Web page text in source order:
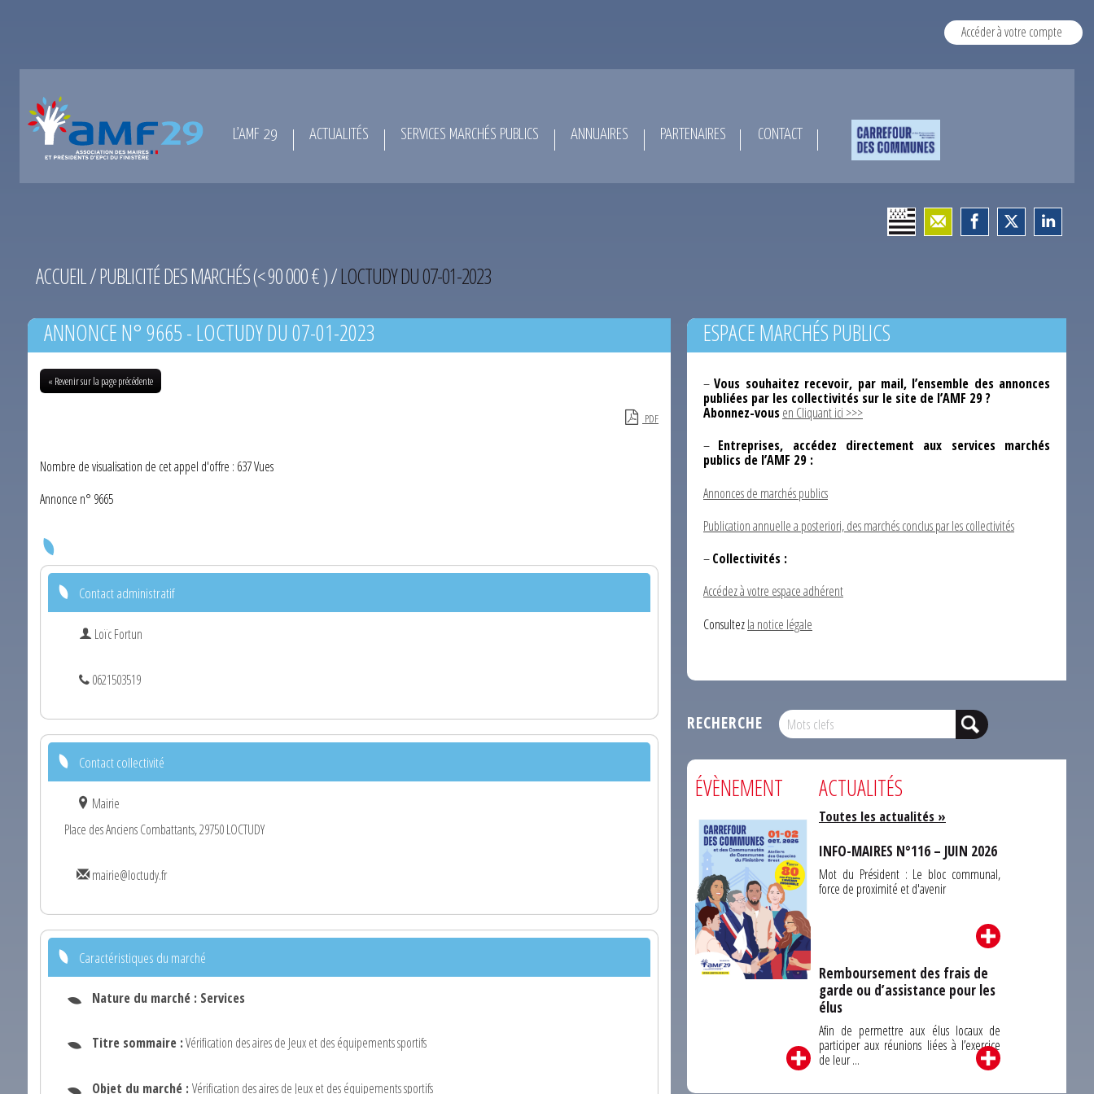
Accéder à votre compte
L’AMF 29 ACTUALITÉS SERVICES MARCHÉS PUBLICS ANNUAIRES PARTENAIRES CONTACT
ACCUEIL/PUBLICITÉ DES MARCHÉS (< 90 000 € )/LOCTUDY DU 07-01-2023
ANNONCE N° 9665 - LOCTUDY DU 07-01-2023
« Revenir sur la page précédente
PDF
Nombre de visualisation de cet appel d'offre : 637 Vues
Annonce n° 9665
Contact administratif
Loïc Fortun
0621503519
Contact collectivité
Mairie
Place des Anciens Combattants, 29750 LOCTUDY
mairie@loctudy.fr
Caractéristiques du marché
Nature du marché : Services
Titre sommaire :Vérification des aires de Jeux et des équipements sportifs
Objet du marché : Vérification des aires de Jeux et des équipements sportifs
ESPACE MARCHÉS PUBLICS
–Vous souhaitez recevoir, par mail, l’ensemble des annonces
publiées par les collectivités sur le site de l’AMF 29 ?
Abonnez-vousen Cliquant ici >>>
– Entreprises, accédez directement aux services marchés
publics de l’AMF 29 :
Annonces de marchés publics
Publication annuelle a posteriori, des marchés conclus par les collectivités
–Collectivités :
Accédez à votre espace adhérent
Consultezla notice légale
RECHERCHE
ÉVÈNEMENT ACTUALITÉS
Toutes les actualités »
INFO-MAIRES N°116 – JUIN 2026
Mot du Président : Le bloc communal,
force de proximité et d'avenir
Remboursement des frais de
garde ou d’assistance pour les
élus
Afin de permettre aux élus locaux de
participer aux réunions liées à l’exercice
de leur ...